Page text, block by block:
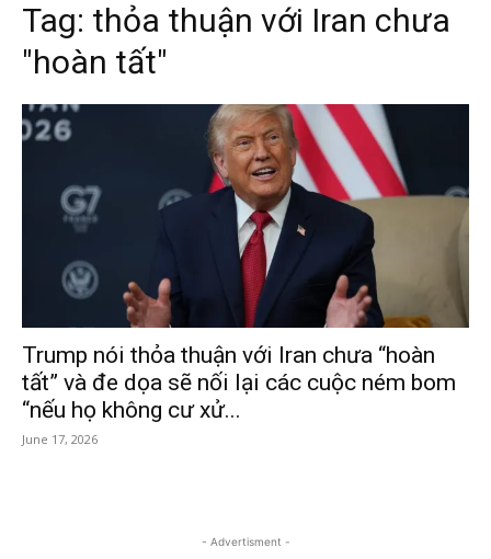
Tag: thỏa thuận với Iran chưa
"hoàn tất"
Trump nói thỏa thuận với Iran chưa “hoàn
tất” và đe dọa sẽ nối lại các cuộc ném bom
“nếu họ không cư xử...
June 17, 2026
- Advertisment -